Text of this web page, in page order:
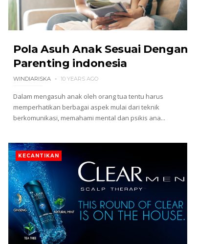
Pola Asuh Anak Sesuai Dengan
Parenting indonesia
WINDIARISKA 10 YEARS AGO
Dalam mengasuh anak oleh orang tua tentu harus
memperhatikan berbagai aspek mulai dari teknik
berkomunikasi, memahami mental dan psikis ana...
KECANTIKAN